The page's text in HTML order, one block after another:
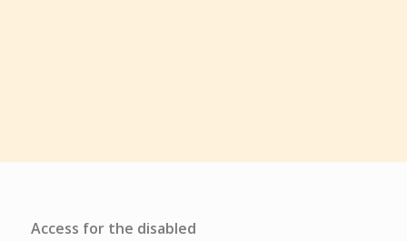
Access for the disabled